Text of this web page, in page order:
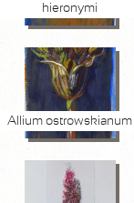
hieronymi
Allium ostrowskianum